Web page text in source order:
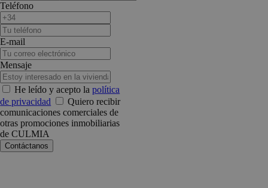
Teléfono
E-mail
Mensaje
He leído y acepto lapolítica
de privacidad
Quiero recibir
comunicaciones comerciales de
otras promociones inmobiliarias
de CULMIA